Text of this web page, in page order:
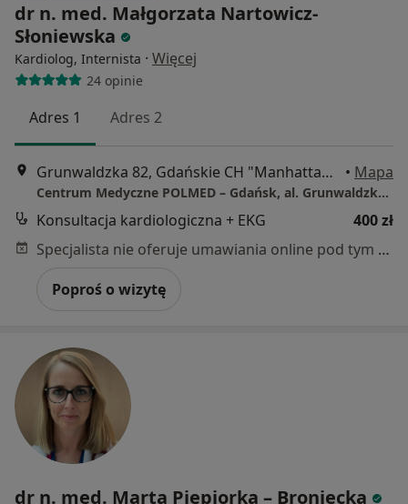
dr n. med. Małgorzata Nartowicz-
Słoniewska
Kardiolog, Internista · Więcej
24 opinie
Adres 1 Adres 2
Grunwaldzka 82, Gdańskie CH "Manhattan", Gdańsk • Mapa
Centrum Medyczne POLMED – Gdańsk, al. Grunwaldzka 82
Konsultacja kardiologiczna + EKG
400 zł
Specjalista nie oferuje umawiania online pod tym adresem.
Poproś o wizytę
dr n. med. Marta Piepiorka – Broniecka